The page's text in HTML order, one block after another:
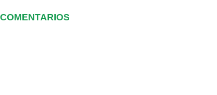
COMENTARIOS